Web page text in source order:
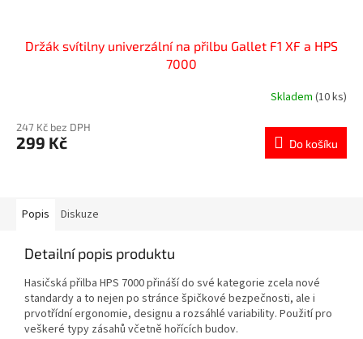
Držák svítilny univerzální na přilbu Gallet F1 XF a HPS
7000
Skladem (10 ks)
247 Kč bez DPH
299 Kč Do košíku
Popis Diskuze
Detailní popis produktu
Hasičská přilba HPS 7000 přináší do své kategorie zcela nové
standardy a to nejen po stránce špičkové bezpečnosti, ale i
prvotřídní ergonomie, designu a rozsáhlé variability. Použití pro
veškeré typy zásahů včetně hořících budov.